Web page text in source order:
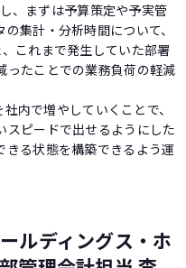
、まずは予算策定や予実管
集計・分析時間について、
これまで発生していた部署
ったことでの業務負荷の軽減
内で増やしていくことで、
スピードで出せるようにした
きる状態を構築できるよう運
ルディングス・ホ